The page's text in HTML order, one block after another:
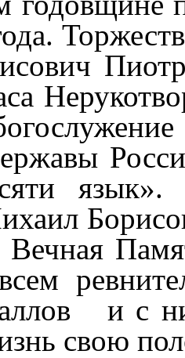
Вечная
и с
свою